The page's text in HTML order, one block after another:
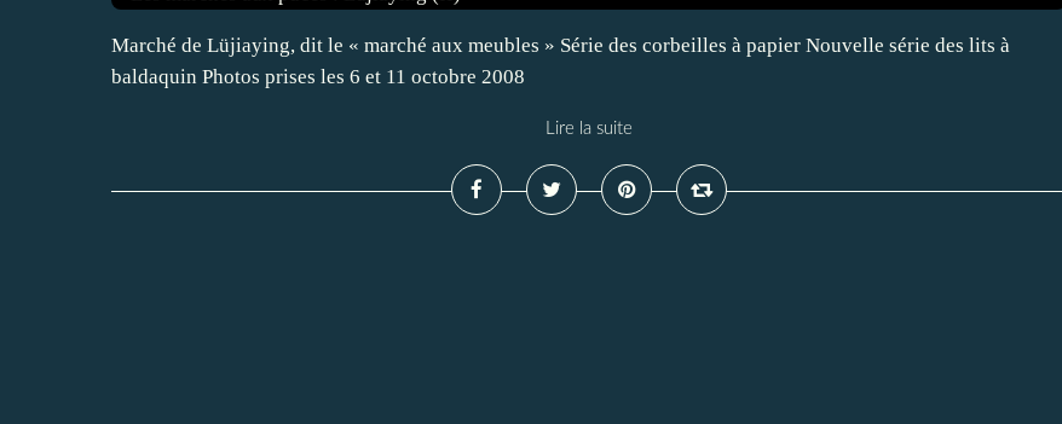
Marché de Lüjiaying, dit le « marché aux meubles » Série des corbeilles à papier Nouvelle série des lits à
baldaquin Photos prises les 6 et 11 octobre 2008
Lire la suite